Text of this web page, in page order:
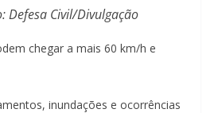
Defesa Civil/Divulgação
chegar a mais 60 km/h e
inundações e ocorrências